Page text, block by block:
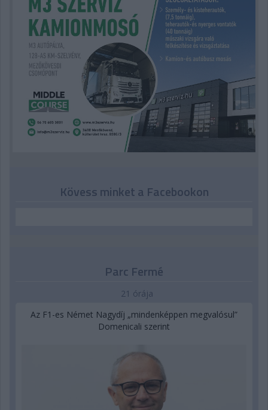
Kövess minket a Facebookon
Parc Fermé
21 órája
Az F1-es Német Nagydíj „mindenképpen megvalósul”
Domenicali szerint